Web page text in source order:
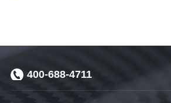
400-688-4711